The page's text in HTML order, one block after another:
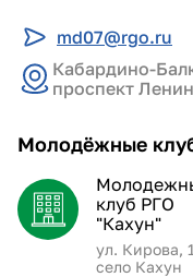
md07@rgo.ru
Кабардино-
проспект
Молодёжные
клуб РГО
"Кахун"
ул. Кирова,
село Кахун